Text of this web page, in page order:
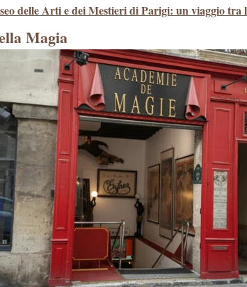
delle Arti e dei Mestieri di Parigi: un viaggio tra
Magia